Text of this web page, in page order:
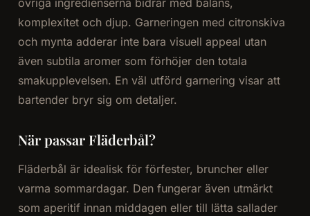
övriga ingredienserna bidrar med balans,
komplexitet och djup. Garneringen med citronskiva
och mynta adderar inte bara visuell appeal utan
även subtila aromer som förhöjer den totala
smakupplevelsen. En väl utförd garnering visar att
bartender bryr sig om detaljer.
När passar Fläderbål?
Fläderbål är idealisk för förfester, bruncher eller
varma sommardagar. Den fungerar även utmärkt
som aperitif innan middagen eller till lätta sallader